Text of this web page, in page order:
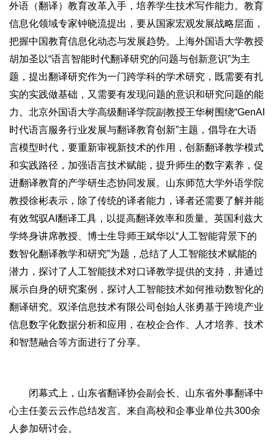
外语（翻译）教育改革入手，培养学生技术写作能力。教育
信息化领域专家钟晓流提出，要从国家宏观发展战略层面，
把握中国教育信息化动态与发展趋势。上海外国语大学教授
胡加圣以“语言智能时代翻译研究的问题与创新意识”为主
题，提出翻译研究作为一门跨学科的学术研究，既需要有扎
实的实践做基础，又需要有发现问题的意识和研究问题的能
力。北京外国语大学高级翻译学院副教授王华树围绕“GenAI
时代语言服务行业发展与翻译教育创新”主题，倡导在大语
言模型时代，要重新审视新技术的作用，创新翻译教学模式
和实践路径，加强语言技术赋能，提升师生的数字素养，促
进翻译教育的产学研生态协同发展。山东师范大学外语学院
教授徐彬表示，除了传统的译者能力，译者还需要了解并能
有效驾驭AI翻译工具，以提高翻译效率和质量。英国利兹大
学终身讲席教授、博士生导师王斌华以“人工智能背景下的
数智化翻译教学和研究”为题，总结了人工智能技术赋能的
潜力，探讨了人工智能技术对口译教学提供的支持，并通过
展示自身的研究案例，探讨人工智能技术如何推动数智化的
翻译研究。双泽信息技术有限公司创始人张勇基于跨境产业
信息数字化数据分析和应用，在校企合作、人才培养、技术
和智慧融合等方面进行了分享。
闭幕式上，山东省翻译协会副会长、山东省外事翻译中
心主任姜云云作总结发言。来自高校和企事业单位共300余
人参加研讨会。